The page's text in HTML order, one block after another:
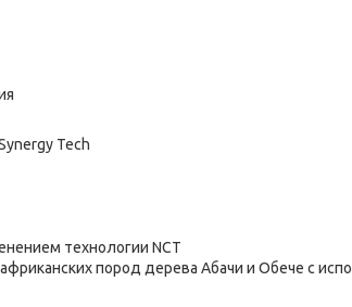
Tech
технологии NCT
пород дерева Абачи и Обече с